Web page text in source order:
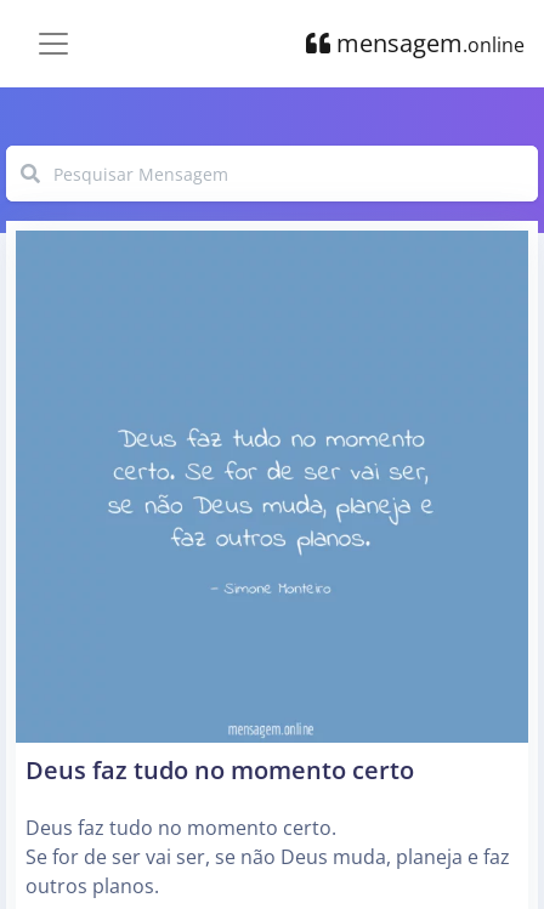
mensagem.online
Deus faz tudo no momento certo
Deus faz tudo no momento certo.
Se for de ser vai ser, se não Deus muda, planeja e faz
outros planos.